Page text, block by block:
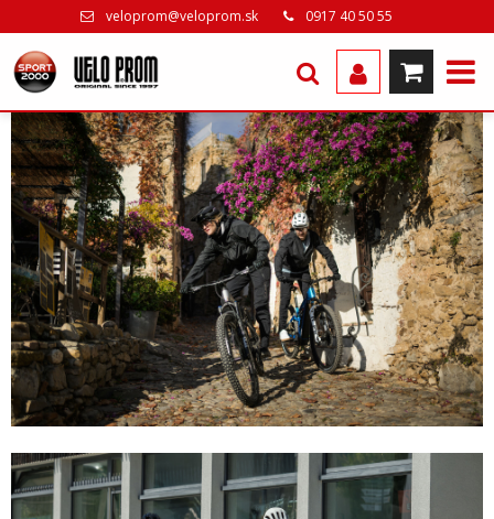
veloprom@veloprom.sk 0917 40 50 55